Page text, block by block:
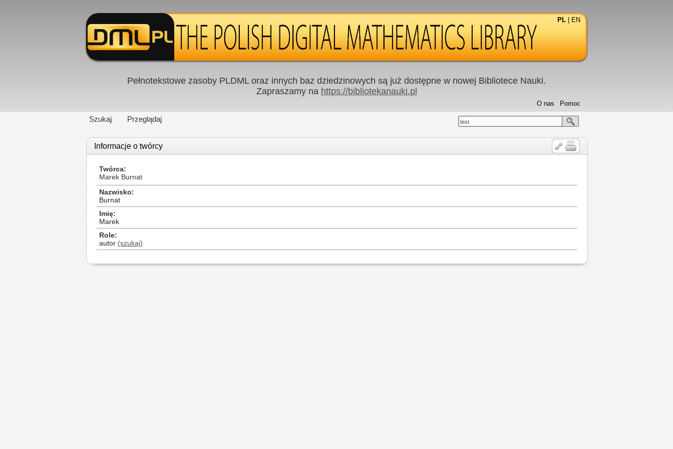
PL EN
Pełnotekstowe zasoby PLDML oraz innych baz dziedzinowych są już dostępne w nowej Bibliotece Nauki.
Zapraszamy na https://bibliotekanauki.pl
Szukaj Przeglądaj
Pomoc
O nas
test
Informacje o twórcy
Twórca
Marek Burnat
Nazwisko
Burnat
Imię
Marek
Role
autor (szukaj)